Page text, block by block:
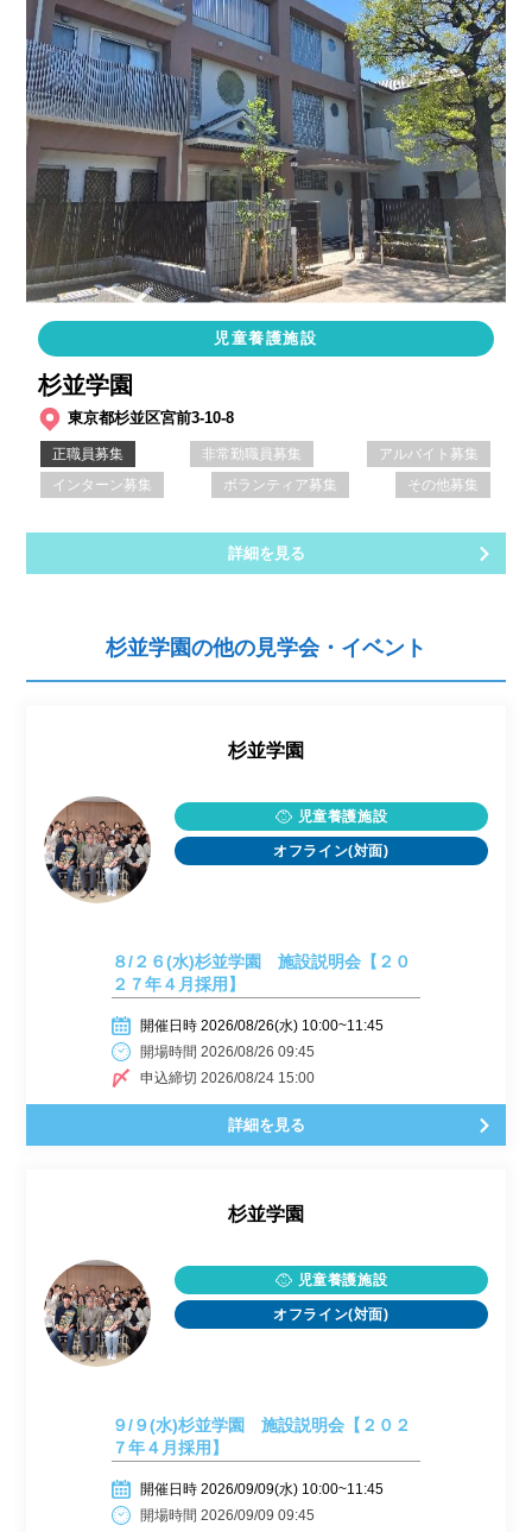
児童養護施設
杉並学園
東京都杉並区宮前3-10-8
正職員募集 非常勤職員募集
アルバイト募集
インターン募集
ボランティア募集 その他募集
詳細を見る
杉並学園の他の見学会・イベント
杉並学園
児童養護施設
オフライン(対面)
８/２６(水)杉並学園 施設説明会【２０
２７年４月採用】
開催日時 2026/08/26(水) 10:00~11:45
開場時間 2026/08/26 09:45
申込締切 2026/08/24 15:00
詳細を見る
杉並学園
児童養護施設
オフライン(対面)
９/９(水)杉並学園 施設説明会【２０２
７年４月採用】
開催日時 2026/09/09(水) 10:00~11:45
開場時間 2026/09/09 09:45